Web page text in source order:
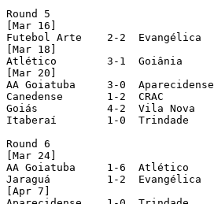
Round 5
[Mar 16]
Futebol Arte    2-2  Evangélica
[Mar 18]
Atlético        3-1  Goiânia
[Mar 20]
AA Goiatuba     3-0  Aparecidense
Canedense       1-2  CRAC
Goiás           4-2  Vila Nova
Itaberaí        1-0  Trindade
Round 6
[Mar 24]
AA Goiatuba     1-6  Atlético
Jaraguá         1-2  Evangélica
[Apr 7]